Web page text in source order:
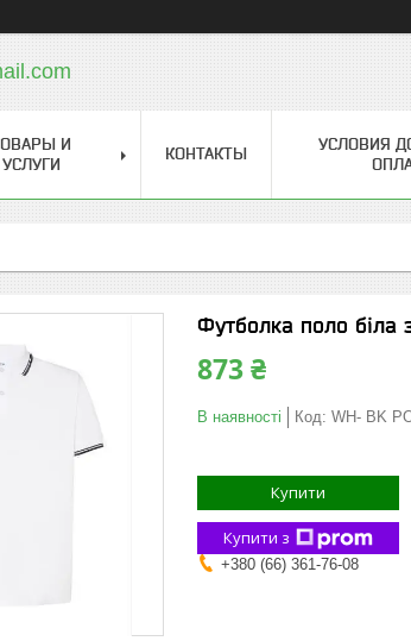
И
УСЛУГИ
КОНТАКТЫ
УСЛОВИЯ
Футболка поло біла
873 ₴
В наявності Код: WH- BK
Купити
Купити з
+380 (66) 361-76-08